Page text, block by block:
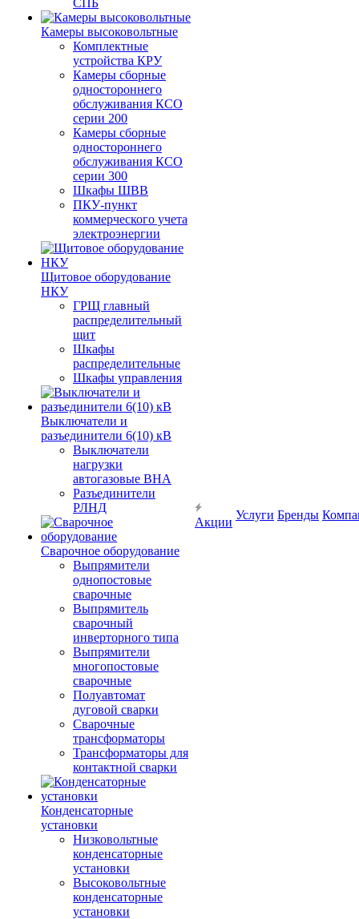
СПБ
Камеры высоковольтные
Комплектные
устройства КРУ
Камеры сборные
одностороннего
обслуживания КСО
серии 200
Камеры сборные
одностороннего
обслуживания КСО
серии 300
Шкафы ШВВ
ПКУ-пункт
коммерческого учета
электроэнергии
Щитовое оборудование
НКУ
ГРЩ главный
распределительный
щит
Шкафы
распределительные
Шкафы управления
Выключатели и
разъединители 6(10) кВ
Выключатели
нагрузки
автогазовые ВНА
Разъединители
РЛНД
Сварочное оборудование
Выпрямители
однопостовые
сварочные
Выпрямитель
сварочный
инверторного типа
Выпрямители
многопостовые
сварочные
Полуавтомат
дуговой сварки
Сварочные
трансформаторы
Трансформаторы для
контактной сварки
Конденсаторные
установки
Низковольтные
конденсаторные
установки
Высоковольтные
конденсаторные
установки
Акции
Услуги Бренды